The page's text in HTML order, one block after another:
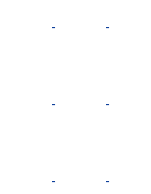
- -
- -
- -